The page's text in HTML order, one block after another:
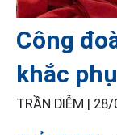
Công
khắc
TRẦN DIỄM | 28/